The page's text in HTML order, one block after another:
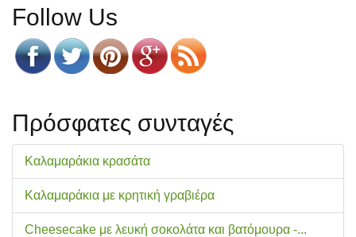
Follow Us
Πρόσφατες συνταγές
Καλαμαράκια κρασάτα
Καλαμαράκια με κρητική γραβιέρα
Cheesecake με λευκή σοκολάτα και βατόμουρα -...